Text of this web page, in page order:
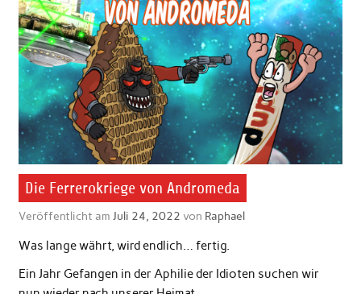
Die Ferrerokriege von Andromeda
Veröffentlicht am Juli 24, 2022 von Raphael
Was lange währt, wird endlich… fertig.
Ein Jahr Gefangen in der Aphilie der Idioten suchen wir